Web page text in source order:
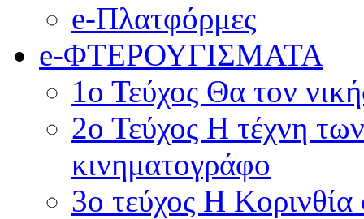
e-Πλατφόρμες
e-ΦΤΕΡΟΥΓΙΣΜΑΤΑ
1ο Τεύχος Θα τον
2ο Τεύχος Η τέχνη
κινηματογράφο
3ο τεύχος Η